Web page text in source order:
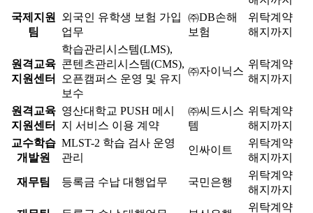
국제지원
팀
외국인 유학생 보험 가입
업무
㈜DB손해
보험
위탁계약
해지까지
원격교육
지원센터
학습관리시스템(LMS),
콘텐츠관리시스템(CMS),
오픈캠퍼스 운영 및 유지
보수
㈜자이닉스
위탁계약
해지까지
원격교육
지원센터
영산대학교 PUSH 메시
지 서비스 이용 계약
㈜씨드시스
템
위탁계약
해지까지
교수학습
개발원
MLST-2 학습 검사 운영
관리
인싸이트
위탁계약
해지까지
재무팀 등록금 수납 대행업무 국민은행
위탁계약
해지까지
위탁계약